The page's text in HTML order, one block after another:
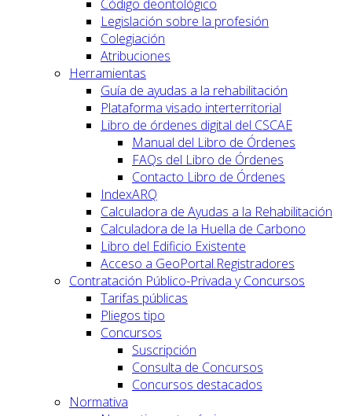
Código deontológico
Legislación sobre la profesión
Colegiación
Atribuciones
Herramientas
Guía de ayudas a la rehabilitación
Plataforma visado interterritorial
Libro de órdenes digital del CSCAE
Manual del Libro de Órdenes
FAQs del Libro de Órdenes
Contacto Libro de Órdenes
IndexARQ
Calculadora de Ayudas a la Rehabilitación
Calculadora de la Huella de Carbono
Libro del Edificio Existente
Acceso a GeoPortal.Registradores
Contratación Público-Privada y Concursos
Tarifas públicas
Pliegos tipo
Concursos
Suscripción
Consulta de Concursos
Concursos destacados
Normativa